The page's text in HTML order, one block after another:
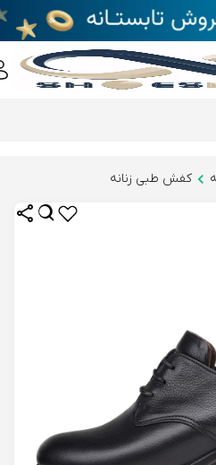
e
کفش طبی زنانه